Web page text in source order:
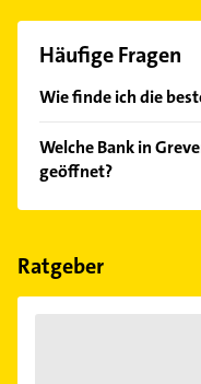
Häufige Fragen
Wie finde ich die
Kundenmeinungen
Empfehlungen. Die
einfach nach
Welche Bank in
geöffnet?
Im Anbieter-Bereich
Feiertagen
Ratgeber